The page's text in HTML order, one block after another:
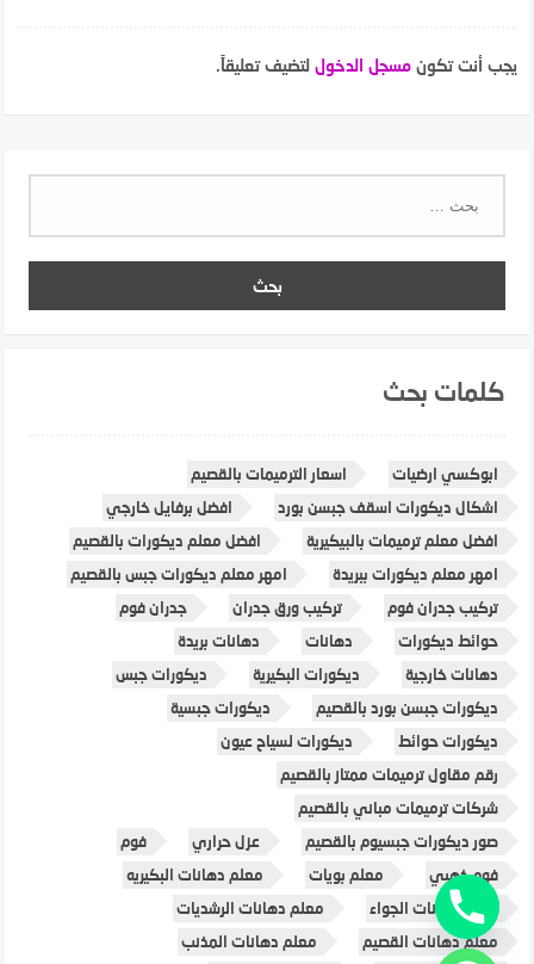
يجب أنت تكونمسجل الدخول لتضيف تعليقاً.
كلمات بحث
ابوكسي ارضيات
اسعار الترميمات بالقصيم
اشكال ديكورات اسقف جبسن بورد
افضل برفايل خارجي
افضل معلم ترميمات بالبيكيرية
افضل معلم ديكورات بالقصيم
امهر معلم ديكورات ببريدة
امهر معلم ديكورات جبس بالقصيم
تركيب جدران فوم
تركيب ورق جدران
جدران فوم
حوائط ديكورات
دهانات
دهانات بريدة
دهانات خارجية
ديكورات البكيرية
ديكورات جبس
ديكورات جبسن بورد بالقصيم
ديكورات جبسية
ديكورات حوائط
ديكورات لسياح عيون
رقم مقاول ترميمات ممتاز بالقصيم
شركات ترميمات مباني بالقصيم
صور ديكورات جبسيوم بالقصيم
عزل حراري
فوم
فوم ذهبي
معلم بويات
معلم دهانات البكيريه
معلم دهانات الجواء
معلم دهانات الرشديات
معلم دهانات القصيم
معلم دهانات المذنب